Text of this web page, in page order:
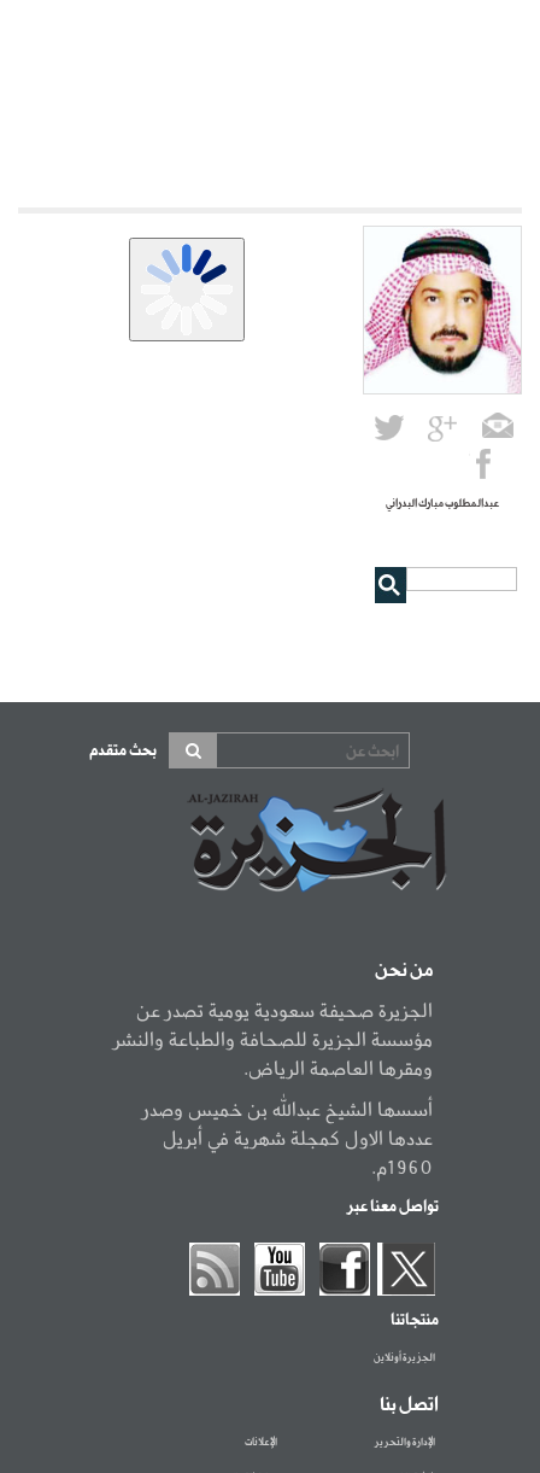
عبدالمطلوب مبارك البدراني
بحث متقدم
من نحن
الجزيرة صحيفة سعودية يومية تصدر عن
مؤسسة الجزيرة للصحافة والطباعة والنشر
ومقرها العاصمة الرياض.
أسسها الشيخ عبدالله بن خميس وصدر
عددها الاول كمجلة شهرية في أبريل
1960م.
تواصل معنا عبر
منتجاتنا
الجزيرة أونلاين
اتصل بنا
الإدارة والتحرير الإعلانات